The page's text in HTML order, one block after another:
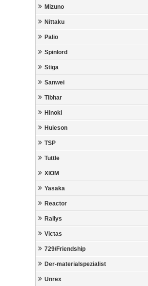
Mizuno
Nittaku
Palio
Spinlord
Stiga
Sanwei
Tibhar
Hinoki
Huieson
TSP
Tuttle
XIOM
Yasaka
Reactor
Rallys
Victas
729/Friendship
Der-materialspezialist
Unrex